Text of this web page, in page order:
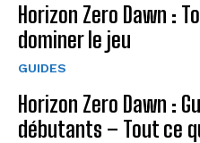
Horizon Zero Dawn :
dominer le jeu
GUIDES
Horizon Zero Dawn :
débutants – Tout ce